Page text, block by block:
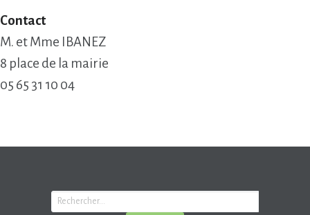
Contact
M. et Mme IBANEZ
8 place de la mairie
05 65 31 10 04